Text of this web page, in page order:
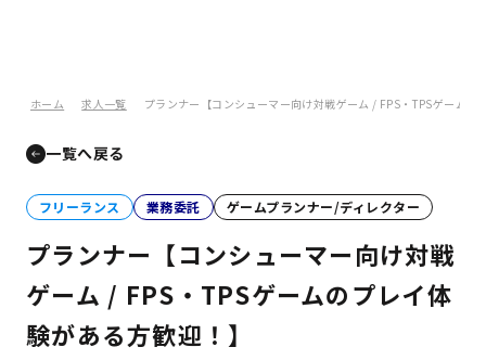
ホーム 求人一覧 プランナー【コンシューマー向け対戦ゲーム / FPS・TPSゲームの
一覧へ戻る
フリーランス 業務委託 ゲームプランナー/ディレクター
プランナー【コンシューマー向け対戦
ゲーム / FPS・TPSゲームのプレイ体
験がある方歓迎！】